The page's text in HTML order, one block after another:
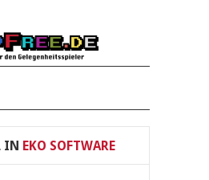
IN EKO SOFTWARE